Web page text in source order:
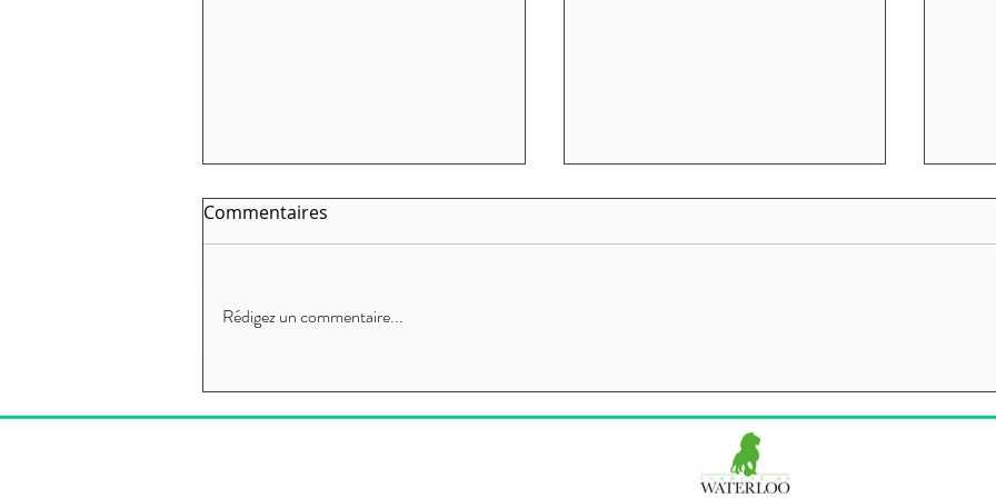
activité d'indépendant -
entreprise en ligne !
Commentaires
Rédigez un commentaire...